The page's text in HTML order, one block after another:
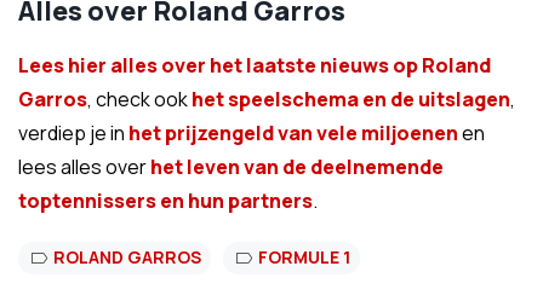
Alles over Roland Garros
Lees hier alles over het laatste nieuws op Roland
Garros, check ookhet speelschema en de uitslagen,
verdiep je in het prijzengeld van vele miljoenenen
lees alles overhet leven van de deelnemende
toptennissers en hun partners.
ROLAND GARROS FORMULE 1